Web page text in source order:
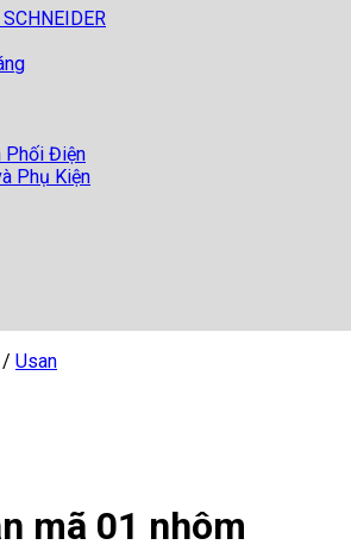
Phối Điện
Phụ Kiện
/ Usan
mã 01 nhôm